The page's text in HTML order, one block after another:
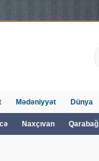
Naxçıvan Qarabağ
Mədəniyyət Dünya